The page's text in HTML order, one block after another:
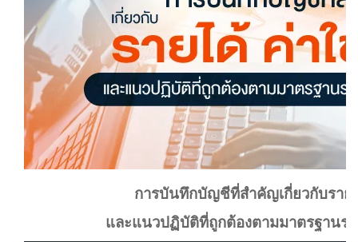
การบันทึกบัญชีที่สำคัญเกี่ยวกับราย
และแนวปฏิบัติที่ถูกต้องตามมาตรฐานรา